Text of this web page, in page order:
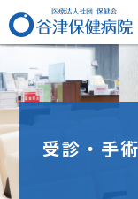
受診・手